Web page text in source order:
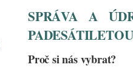
SPRÁVA A
Proč si nás vybrat?